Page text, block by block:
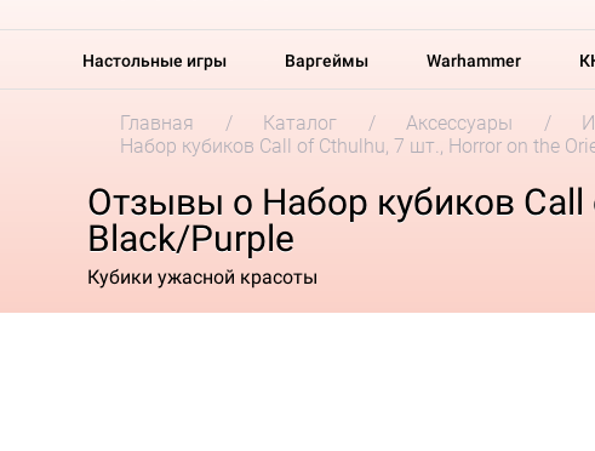
Настольные игры Варгеймы Warhammer
Главная Каталог Аксессуары
Набор кубиков Call of Cthulhu, 7 шт., Horror on the
Отзывы о Набор кубиков Call
Black/Purple
Кубики ужасной красоты